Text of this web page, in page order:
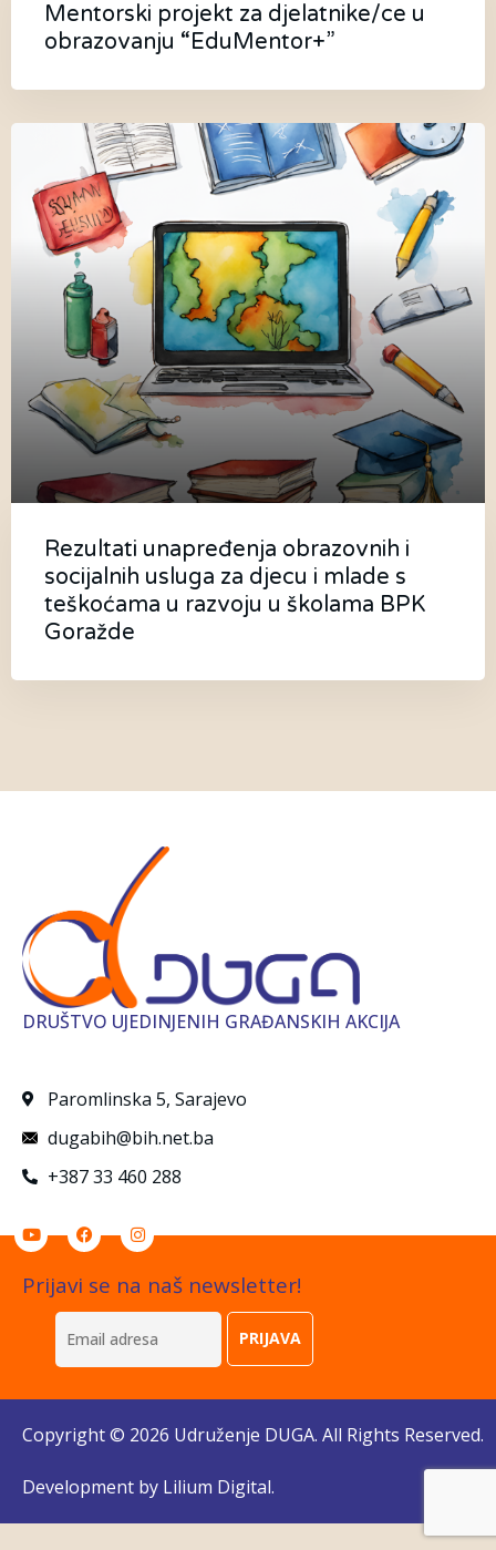
Mentorski projekt za djelatnike/ce u
obrazovanju “EduMentor+”
Rezultati unapređenja obrazovnih i
socijalnih usluga za djecu i mlade s
teškoćama u razvoju u školama BPK
Goražde
DRUŠTVO UJEDINJENIH GRAĐANSKIH AKCIJA
Paromlinska 5, Sarajevo
dugabih@bih.net.ba
+387 33 460 288
Prijavi se na naš newsletter!
Copyright © 2026 Udruženje DUGA. All Rights Reserved.
Development by Lilium Digital.